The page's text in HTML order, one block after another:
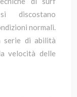
discostano
normali.
serie di abilità
velocità delle